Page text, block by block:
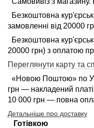
Безкоштовна
замовленні від 20000
Безкоштовна
20000 грн) з оплатою
Переглянути карту та
«Новою Поштою» по
грн — накладений
10 000 грн — повна
Детальніше про доставку
Готівкою